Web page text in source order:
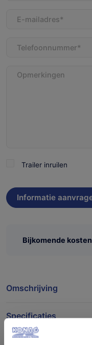
mailadres (Vereist)
Opmerkingen
TrailerTrailer inruilen
Bijkomende kosten
Omschrijving
Specificaties